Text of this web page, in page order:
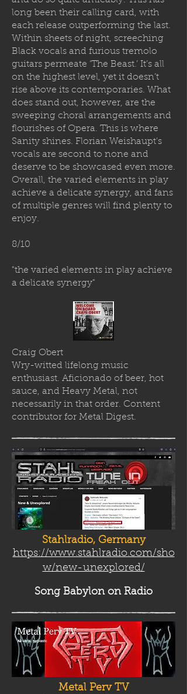
long been their calling card, with
each release outperforming the last.
Within sheets of night, screeching
Black vocals and furious tremolo
guitars permeate ‘The Beast.’ It’s all
on the highest level, yet it doesn’t
rise above its contemporaries. What
does stand out, however, are the
sweeping choral arrangements and
flourishes of Opera. This is where
Sanity shines. Florian Weishaupt’s
vocals are second to none and
deserve to be showcased even more.
Overall, the varied elements in play
achieve a delicate synergy, and fans
of multiple genres will find plenty to
enjoy.
8/10
"the varied elements in play achieve
a delicate synergy"
Craig Obert
Wry-witted lifelong music
enthusiast. Aficionado of beer, hot
sauce, and Heavy Metal, not
necessarily in that order. Content
contributor for Metal Digest.
Stahlradio, Germany
https://www.stahlradio.com/sho
w/new-unexplored/
Song Babylonon Radio
Metal Perv TV